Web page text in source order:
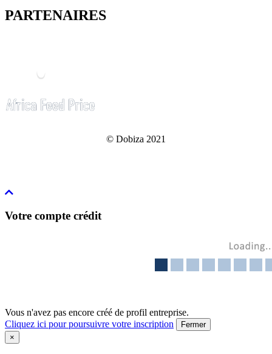
PARTENAIRES
© Dobiza 2021
Votre compte crédit
Vous n'avez pas encore créé de profil entreprise.
Cliquez ici pour poursuivre votre inscription
Fermer
×